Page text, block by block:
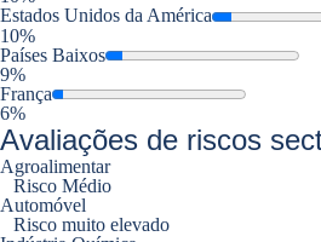
Estados Unidos da América
10%
Países Baixos
9%
França
6%
Avaliações de riscos
Agroalimentar
Risco Médio
Automóvel
Risco muito elevado